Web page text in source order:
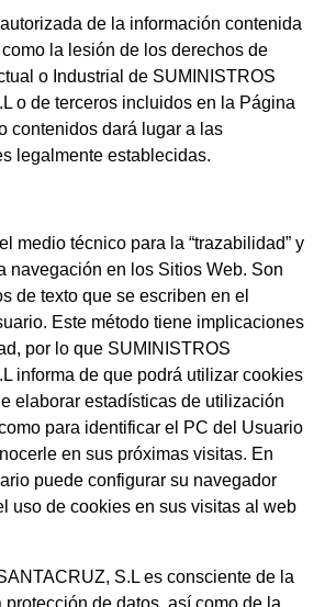
de la información contenida
la lesión de los derechos de
o Industrial de SUMINISTROS
o de terceros incluidos en la Página
contenidos dará lugar a las
legalmente establecidas.
medio técnico para la “trazabilidad” y
navegación en los Sitios Web. Son
de texto que se escriben en el
Este método tiene implicaciones
por lo que SUMINISTROS
informa de que podrá utilizar cookies
elaborar estadísticas de utilización
para identificar el PC del Usuario
en sus próximas visitas. En
puede configurar su navegador
uso de cookies en sus visitas al web
S.L es consciente de la
protección de datos, así como de la